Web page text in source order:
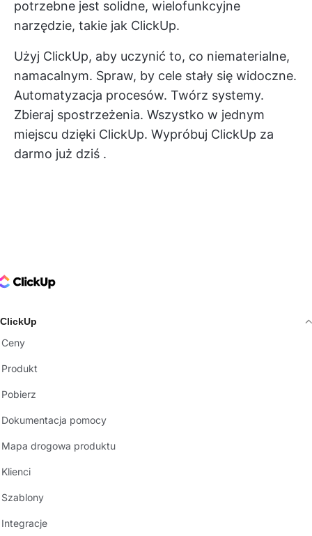
potrzebne jest solidne, wielofunkcyjne
narzędzie, takie jak ClickUp.
Użyj ClickUp, aby uczynić to, co niematerialne,
namacalnym. Spraw, by cele stały się widoczne.
Automatyzacja procesów. Twórz systemy.
Zbieraj spostrzeżenia. Wszystko w jednym
miejscu dzięki ClickUp. Wypróbuj ClickUp za
darmo już dziś .
Logo
ClickUp
Ceny
Produkt
Pobierz
Dokumentacja pomocy
Mapa drogowa produktu
Klienci
Szablony
Integracje